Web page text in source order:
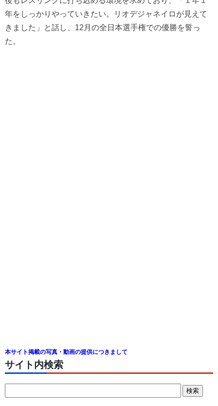
年をしっかりやっていきたい。リオデジャネイロが見えて
きました」と話し、12月の全日本選手権での優勝を誓っ
た。
本サイト掲載の写真・動画の提供につきまして
サイト内検索